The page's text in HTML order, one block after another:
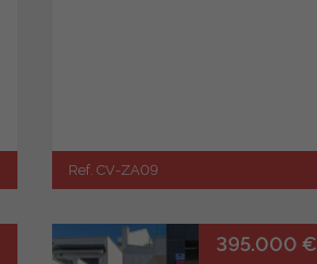
Ref. CV-ZA09
395.000 €